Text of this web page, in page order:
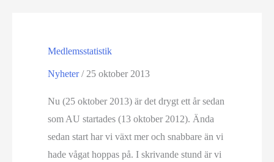
i
ESO’s
Medlemsstatistik
Nyheter/ 25 oktober 2013
Nu (25 oktober 2013) är det drygt ett år sedan
som AU startades (13 oktober 2012). Ända
sedan start har vi växt mer och snabbare än vi
hade vågat hoppas på. I skrivande stund är vi